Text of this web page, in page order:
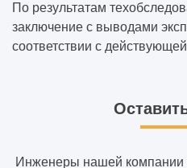
По результатам
заключение с выводами
соответствии с
Инженеры нашей компании